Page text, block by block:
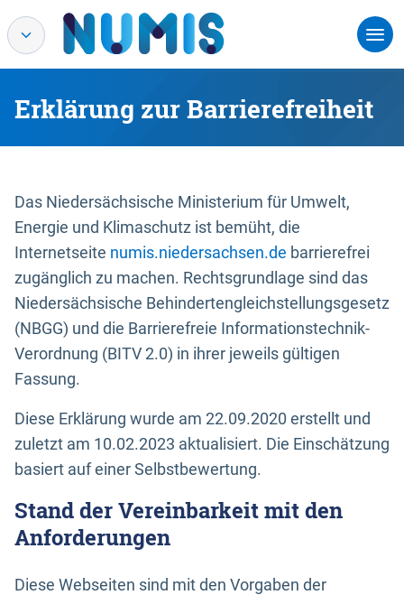
Erklärung zur Barrierefreiheit
Das Niedersächsische Ministerium für Umwelt,
Energie und Klimaschutz ist bemüht, die
Internetseite numis.niedersachsen.de barrierefrei
zugänglich zu machen. Rechtsgrundlage sind das
Niedersächsische Behindertengleichstellungsgesetz
(NBGG) und die Barrierefreie Informationstechnik-
Verordnung (BITV 2.0) in ihrer jeweils gültigen
Fassung.
Diese Erklärung wurde am 22.09.2020 erstellt und
zuletzt am 10.02.2023 aktualisiert. Die Einschätzung
basiert auf einer Selbstbewertung.
Stand der Vereinbarkeit mit den
Anforderungen
Diese Webseiten sind mit den Vorgaben der